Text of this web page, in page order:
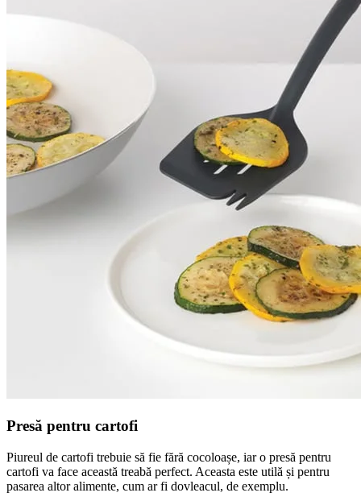
Presă pentru cartofi
Piureul de cartofi trebuie să fie fără cocoloașe, iar o presă pentru
cartofi va face această treabă perfect. Aceasta este utilă și pentru
pasarea altor alimente, cum ar fi dovleacul, de exemplu.